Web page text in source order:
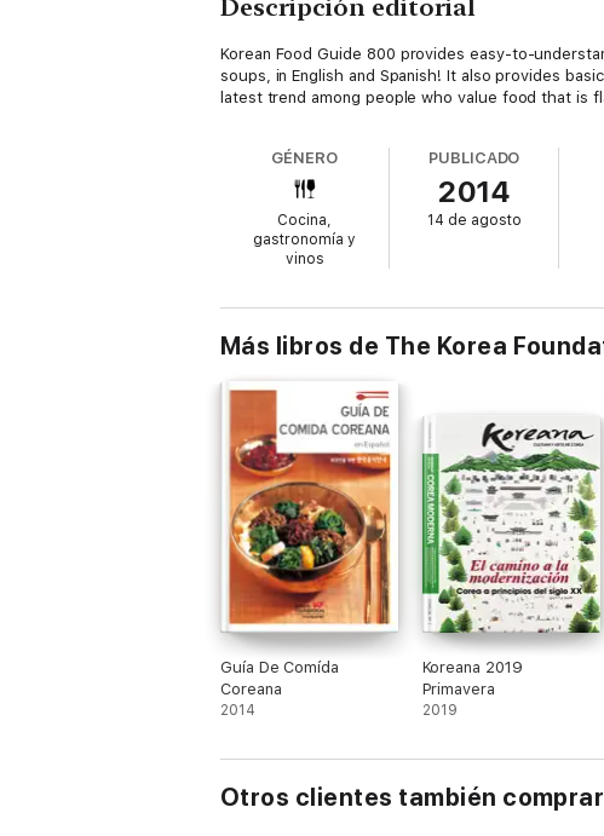
Descripción editorial
Korean Food Guide 800 provides easy-to-
soups, in English and Spanish! It also provides
latest trend among people who value food that is
GÉNERO
Cocina,
gastronomía y
vinos
PUBLICADO
2014
14 de agosto
Más libros de The Korea
Guía De Comída
Coreana
2014
Koreana 2019
Primavera
2019
Otros clientes también